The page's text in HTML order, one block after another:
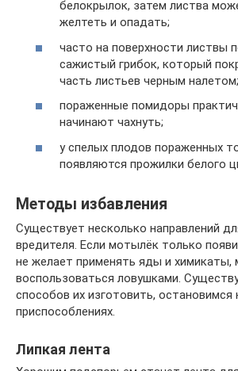
белокрылок, затем листва
желтеть и опадать;
часто на поверхности листвы
сажистый грибок, который
часть листьев черным налетом;
пораженные помидоры
начинают чахнуть;
у спелых плодов пораженных
появляются прожилки белого
Методы избавления
Существует несколько направлений
вредителя. Если мотылёк только
не желает применять яды и химикаты,
воспользоваться ловушками.
способов их изготовить, остановимся
приспособлениях.
Липкая лента